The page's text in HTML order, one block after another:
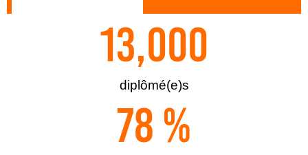
diplômé(e)s
13,000
78 %